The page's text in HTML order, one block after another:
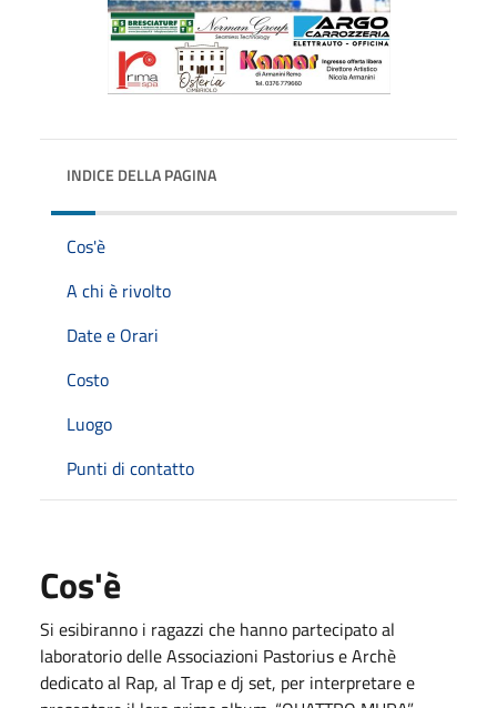
INDICE DELLA PAGINA
Cos'è
A chi è rivolto
Date e Orari
Costo
Luogo
Punti di contatto
Cos'è
Si esibiranno i ragazzi che hanno partecipato al
laboratorio delle Associazioni Pastorius e Archè
dedicato al Rap, al Trap e dj set, per interpretare e